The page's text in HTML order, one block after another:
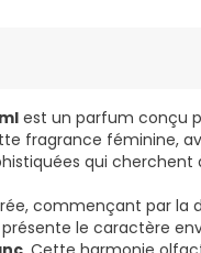
est un parfum conçu
fragrance féminine,
qui
commençant par la
le caractère